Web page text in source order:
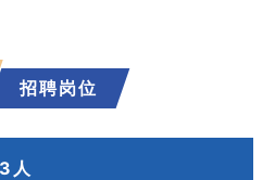
招聘岗位
人